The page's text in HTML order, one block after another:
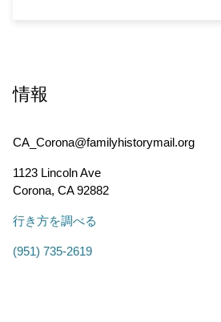
情報
CA_Corona@familyhistorymail.org
1123 Lincoln Ave
Corona, CA92882
行き方を調べる
(951) 735-2619